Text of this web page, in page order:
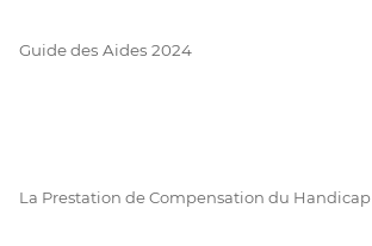
Guide des Aides 2024
La Prestation de Compensation du Handicap